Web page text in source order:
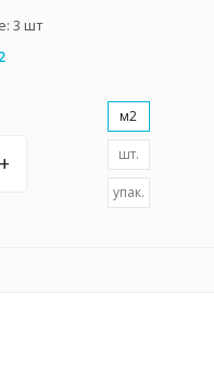
3 шт
+
м2
шт.
упак.